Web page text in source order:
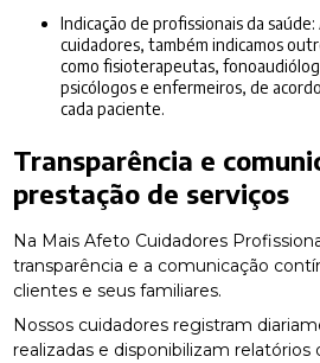
Indicação de profissionais da saúde: Além dos serviços de
cuidadores, também indicamos
como fisioterapeutas,
psicólogos e enfermeiros, de
cada paciente.
Transparência e
prestação de serviços
Na Mais Afeto Cuidadores
transparência e a comunicação
clientes e seus familiares.
Nossos cuidadores registram
realizadas e disponibilizam relatórios